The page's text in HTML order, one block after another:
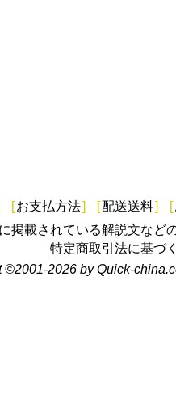
[お支払方法] [配送送料] [
掲載されている解説文など
特定商取引法に基づ
©2001-2026 by Quick-